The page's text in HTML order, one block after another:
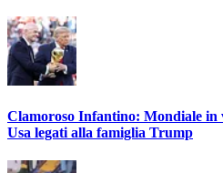
Clamoroso Infantino: Mondiale in
Usa legati alla famiglia Trump